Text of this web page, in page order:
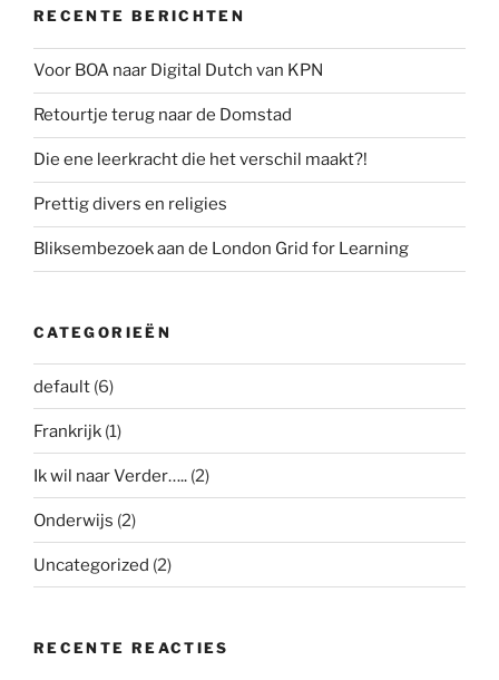
RECENTE BERICHTEN
Voor BOA naar Digital Dutch van KPN
Retourtje terug naar de Domstad
Die ene leerkracht die het verschil maakt?!
Prettig divers en religies
Bliksembezoek aan de London Grid for Learning
CATEGORIEËN
default (6)
Frankrijk (1)
Ik wil naar Verder….. (2)
Onderwijs (2)
Uncategorized (2)
RECENTE REACTIES